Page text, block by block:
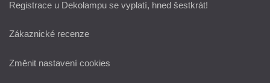
Registrace u Dekolampu se vyplatí, hned šestkrát!
Zákaznické recenze
Změnit nastavení cookies